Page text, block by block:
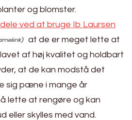
og blomster.
ved at bruge Ib Laursen
at de er meget lette at
af høj kvalitet og holdbart
at de kan modstå det
sig pæne i mange år
lette at rengøre og kan
eller skylles med vand.